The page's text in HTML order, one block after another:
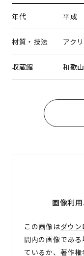
年代 平成
材質・技法 アク
収蔵館 和歌
画像利
この画像はダウ
間内の画像であ
ているか、著作